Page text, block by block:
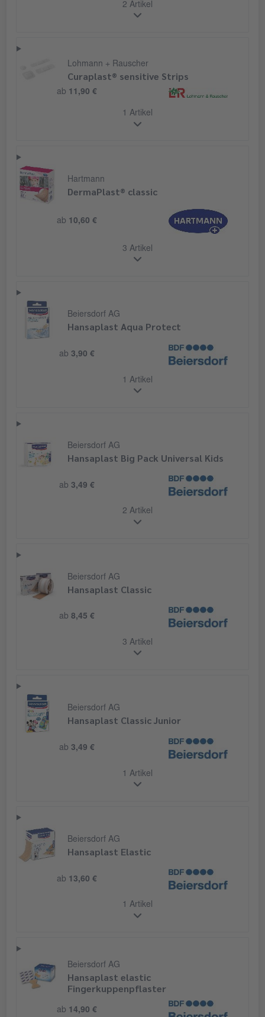
2 Artikel
Lohmann + Rauscher
Curaplast® sensitive Strips
ab 11,90 €
1 Artikel
Hartmann
DermaPlast® classic
ab 10,60 €
3 Artikel
Beiersdorf AG
Hansaplast Aqua Protect
ab 3,90 €
1 Artikel
Beiersdorf AG
Hansaplast Big Pack Universal Kids
ab 3,49 €
2 Artikel
Beiersdorf AG
Hansaplast Classic
ab 8,45 €
3 Artikel
Beiersdorf AG
Hansaplast Classic Junior
ab 3,49 €
1 Artikel
Beiersdorf AG
Hansaplast Elastic
ab 13,60 €
1 Artikel
Beiersdorf AG
Hansaplast elastic
Fingerkuppenpflaster
ab 14,90 €